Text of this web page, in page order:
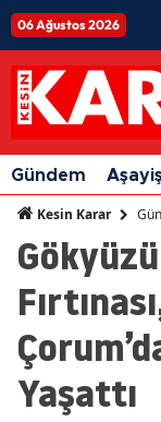
06 Ağustos 2026
Gündem
Kesin Karar
Yaşattı